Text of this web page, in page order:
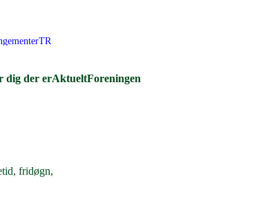
TR
dig der erAktueltForeningen
fridøgn,